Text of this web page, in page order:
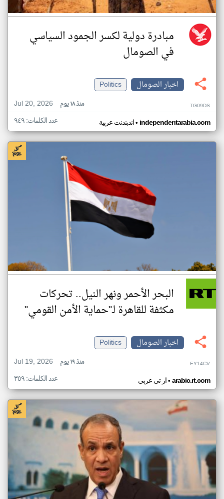
مبادرة دولية لكسر الجمود السياسي
في الصومال
اخبار الصومال
Politics
Jul 20, 2026
منذ ١٨ يوم TG09DS
اندبندنت عربية• independentarabia.com عدد الكلمات: ٩٤٩
البحر الأحمر ونهر النيل.. تحركات
مكثفة للقاهرة لـ"حماية الأمن القومي"
اخبار الصومال
Politics
Jul 19, 2026
منذ ١٩ يوم EY14CV
ار تي عربي• arabic.rt.com عدد الكلمات: ٣٥٩